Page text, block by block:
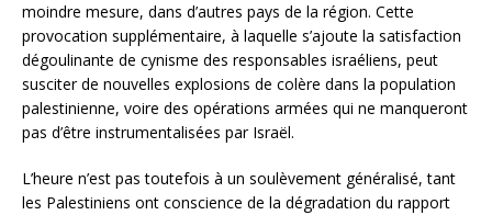
moindre mesure, dans d’autres pays de la région. Cette
provocation supplémentaire, à laquelle s’ajoute la satisfaction
dégoulinante de cynisme des responsables israéliens, peut
susciter de nouvelles explosions de colère dans la population
palestinienne, voire des opérations armées qui ne manqueront
pas d’être instrumentalisées par Israël.
L’heure n’est pas toutefois à un soulèvement généralisé, tant
les Palestiniens ont conscience de la dégradation du rapport